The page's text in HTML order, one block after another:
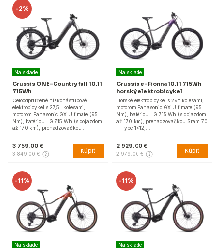
-2%
Na sklade
Crussis ONE-Country full 10.11
715Wh
Celoodpružené nízkonástupové
elektrobicykel s 27,5" kolesami,
motorom Panasonic GX Ultimate (95
Nm), batériou LG 715 Wh (s dojazdom
až 170 km), prehadzovačkou…
3 759.00 €
3 849.00 € Kúpiť
Na sklade
Crussis e-Fionna 10.11 715Wh
horský elektrobicykel
Horské elektrobicykel s 29" kolesami,
motorom Panasonic GX Ultimate (95
Nm), batériou LG 715 Wh (s dojazdom
až 170 km), prehadzovačkou Sram 70
T-Type 1x12,…
2 929.00 €
2 979.00 € Kúpiť
-11%
Na sklade
-11%
Na sklade